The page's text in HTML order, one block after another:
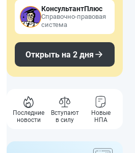
КонсультантПлюс
Справочно-правовая
система
Открыть на 2 дня
Последние
новости
Вступают
в силу
Новые
НПА